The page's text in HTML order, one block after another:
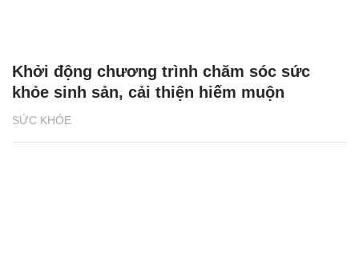
SỨC KHỎE
Khởi động chương trình chăm sóc sức
khỏe sinh sản, cải thiện hiếm muộn